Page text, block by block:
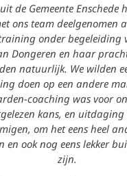
de Gemeente Enschede
ons team deelgenomen
onder begeleiding
Dongeren en haar
natuurlijk. We wilden
doen op een andere
coaching was voor
kans, en uitdaging
om het eens heel
en ook nog eens lekker
zijn.